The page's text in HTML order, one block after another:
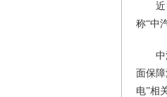
称“中
面保
电”相